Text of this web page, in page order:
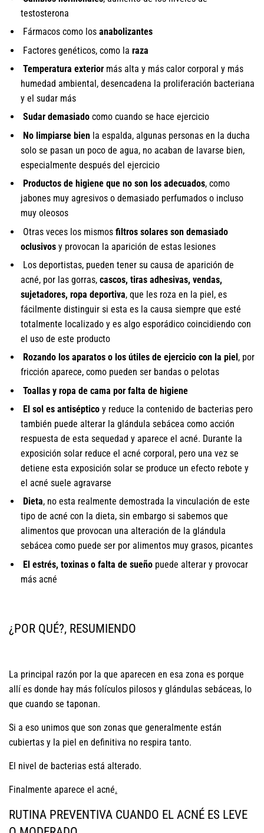
testosterona
Fármacos como los anabolizantes
Factores genéticos, como la raza
Temperatura exterior más alta y más calor corporal y más
humedad ambiental, desencadena la proliferación bacteriana
y el sudar más
Sudar demasiado como cuando se hace ejercicio
No limpiarse bien la espalda, algunas personas en la ducha
solo se pasan un poco de agua, no acaban de lavarse bien,
especialmente después del ejercicio
Productos de higiene que no son los adecuados, como
jabones muy agresivos o demasiado perfumados o incluso
muy oleosos
Otras veces los mismos filtros solares son demasiado
oclusivos y provocan la aparición de estas lesiones
Los deportistas, pueden tener su causa de aparición de
acné, por las gorras, cascos, tiras adhesivas, vendas,
sujetadores, ropa deportiva, que les roza en la piel, es
fácilmente distinguir si esta es la causa siempre que esté
totalmente localizado y es algo esporádico coincidiendo con
el uso de este producto
Rozando los aparatos o los útiles de ejercicio con la piel , por
fricción aparece, como pueden ser bandas o pelotas
Toallas y ropa de cama por falta de higiene
El sol es antiséptico y reduce la contenido de bacterias pero
también puede alterar la glándula sebácea como acción
respuesta de esta sequedad y aparece el acné. Durante la
exposición solar reduce el acné corporal, pero una vez se
detiene esta exposición solar se produce un efecto rebote y
el acné suele agravarse
Dieta, no esta realmente demostrada la vinculación de este
tipo de acné con la dieta, sin embargo si sabemos que
alimentos que provocan una alteración de la glándula
sebácea como puede ser por alimentos muy grasos, picantes
El estrés, toxinas o falta de sueño puede alterar y provocar
más acné
¿POR QUÉ?, RESUMIENDO
La principal razón por la que aparecen en esa zona es porque
allí es donde hay más folículos pilosos y glándulas sebáceas, lo
que cuando se taponan.
Si a eso unimos que son zonas que generalmente están
cubiertas y la piel en definitiva no respira tanto.
El nivel de bacterias está alterado.
Finalmente aparece el acné.
RUTINA PREVENTIVA CUANDO EL ACNÉ ES LEVE